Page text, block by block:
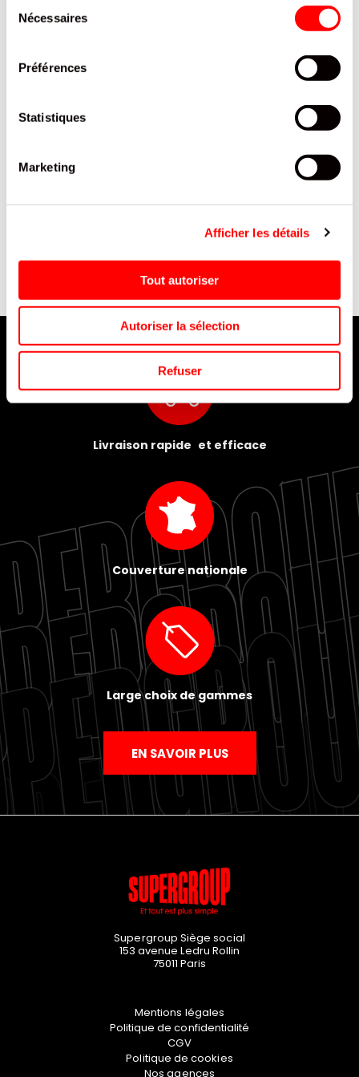
Nécessaires
Préférences
Statistiques
Marketing
Afficher les détails
Tout autoriser
Autoriser la sélection
Refuser
28 CM
Livraison rapide et efficace
Couverture nationale
Large choix de gammes
EN SAVOIR PLUS
Supergroup Siège social
153 avenue Ledru Rollin
75011 Paris
Mentions légales
Politique de confidentialité
CGV
Politique de cookies
Nos agences